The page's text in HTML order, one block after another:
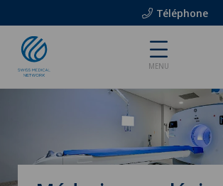
Téléphone
MENU